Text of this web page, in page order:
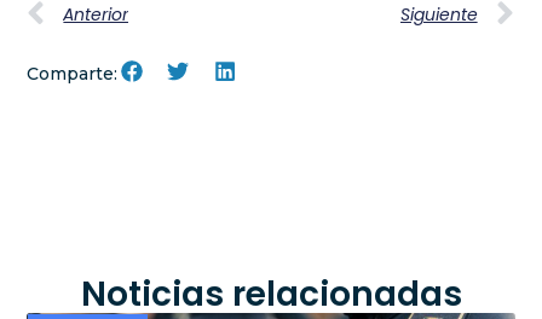
Anterior Siguiente
Comparte:
Noticias relacionadas